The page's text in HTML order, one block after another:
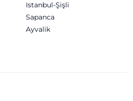
Istanbul-Şişli
Sapanca
Ayvalik